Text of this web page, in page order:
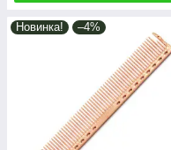
Новинка! –4%